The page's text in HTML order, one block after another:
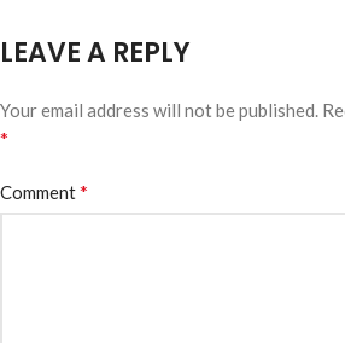
LEAVE A REPLY
Your email address will not be published.
*
Comment*